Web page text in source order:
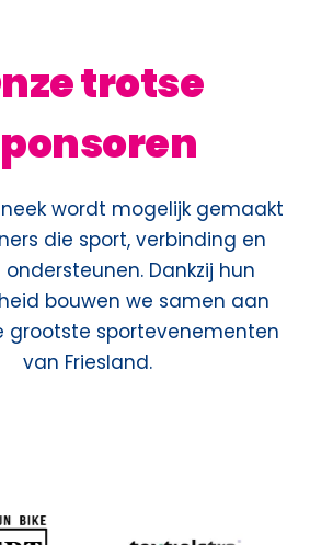
trotse
wordt mogelijk gemaakt
die sport, verbinding en
Dankzij hun
bouwen we samen aan
grootste sportevenementen
van Friesland.